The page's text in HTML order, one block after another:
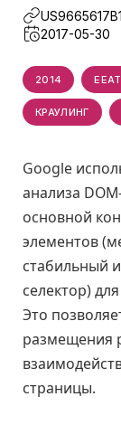
US9665617B1
2017-05-30
2014
КРАУЛИНГ
Google
анализа
основной
элементов
стабильный
селектор)
Это
размещения
страницы.